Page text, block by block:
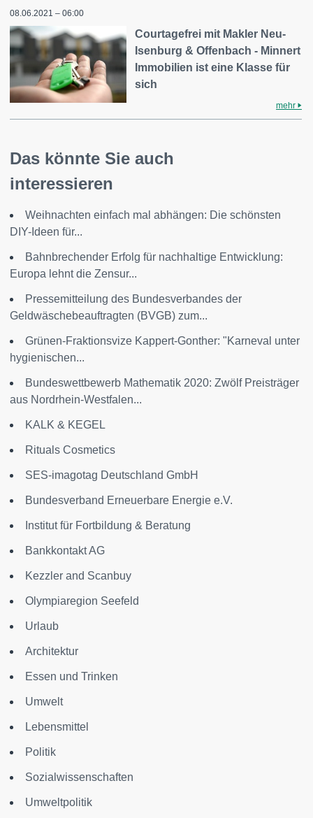
08.06.2021 – 06:00
Courtagefrei mit Makler Neu-
Isenburg & Offenbach - Minnert
Immobilien ist eine Klasse für
sich
mehr
Das könnte Sie auch
interessieren
Weihnachten einfach mal abhängen: Die schönsten
DIY-Ideen für...
Bahnbrechender Erfolg für nachhaltige Entwicklung:
Europa lehnt die Zensur...
Pressemitteilung des Bundesverbandes der
Geldwäschebeauftragten (BVGB) zum...
Grünen-Fraktionsvize Kappert-Gonther: "Karneval unter
hygienischen...
Bundeswettbewerb Mathematik 2020: Zwölf Preisträger
aus Nordrhein-Westfalen...
KALK & KEGEL
Rituals Cosmetics
SES-imagotag Deutschland GmbH
Bundesverband Erneuerbare Energie e.V.
Institut für Fortbildung & Beratung
Bankkontakt AG
Kezzler and Scanbuy
Olympiaregion Seefeld
Urlaub
Architektur
Essen und Trinken
Umwelt
Lebensmittel
Politik
Sozialwissenschaften
Umweltpolitik